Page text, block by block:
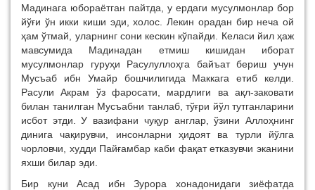
Мадинага юбораётган пайтда, у ердаги мусулмонлар бор
йўғи ўн икки киши эди, холос. Лекин орадан бир неча ой
ҳам ўтмай, уларнинг сони кескин кўпайди. Келаси йил ҳаж
мавсумида Мадинадан етмиш кишидан иборат
мусулмонлар гуруҳи Расулуллоҳга байъат бериш учун
Мусъаб ибн Умайр бошчилигида Маккага етиб келди.
Расули Акрам ўз фаросати, мардлиги ва ақл-заковати
билан танилган Мусъабни танлаб, тўғри йўл тутганларини
исбот этди. У вазифани чуқур англар, ўзини Аллоҳнинг
динига чақирувчи, инсонларни ҳидоят ва турли йўлга
чорловчи, худди Пайғамбар каби фақат етказувчи эканини
яхши билар эди.
Бир куни Асад ибн Зурора хонадонидаги зиёфатда